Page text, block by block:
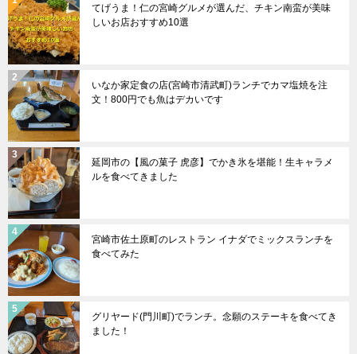
てげうま！仁の宮崎グルメが選んだ、チキン南蛮が美味
しいお店おすすめ10選
いなか家定食の店(宮崎市清武町)ランチでカマ塩焼を注
文！800円でも魚はデカいです
延岡市の【風の菓子 虎彦】でかき氷を堪能！生キャラメ
ルを食べてきました
宮崎市佐土原町のレストラン イナダでミックスランチを
食べてみた
グリヤード(門川町)でランチ。念願のステーキを食べてき
ました！